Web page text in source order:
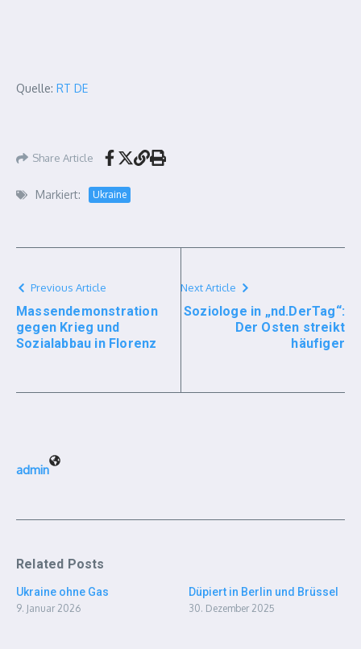
Quelle: RT DE
Share Article
Markiert: Ukraine
Previous Article
Massendemonstration
gegen Krieg und
Sozialabbau in Florenz
Next Article
Soziologe in „nd.DerTag“:
Der Osten streikt
häufiger
admin
Related Posts
Ukraine ohne Gas
9. Januar 2026
Düpiert in Berlin und Brüssel
30. Dezember 2025